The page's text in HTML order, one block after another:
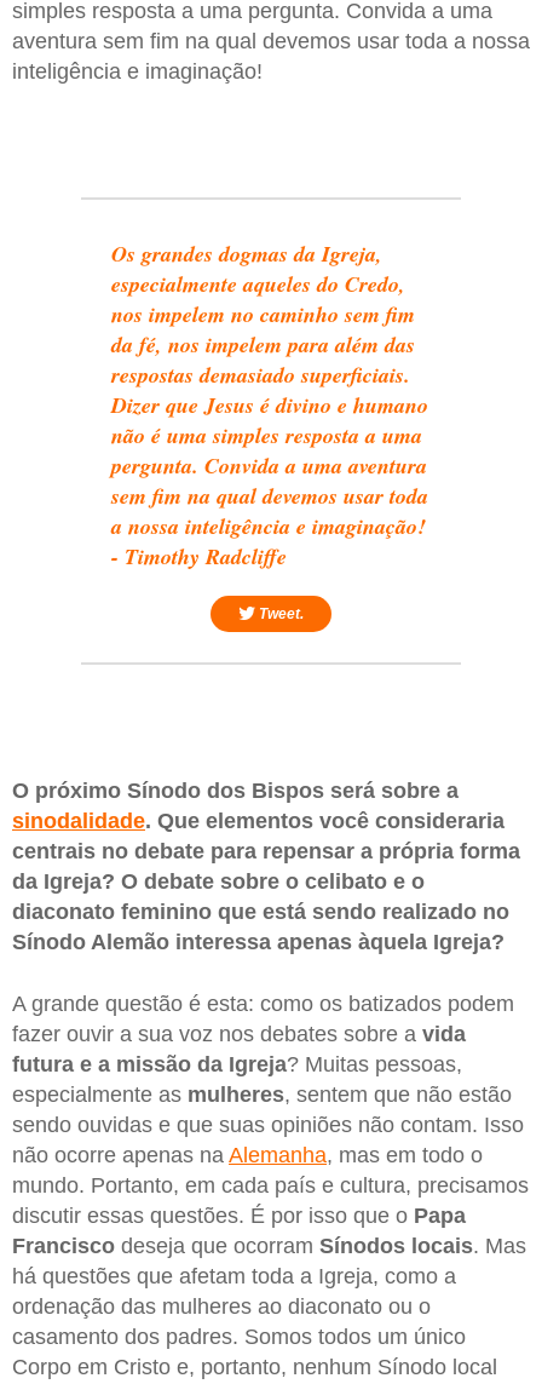
simples resposta a uma pergunta. Convida a uma
aventura sem fim na qual devemos usar toda a nossa
inteligência e imaginação!
Os grandes dogmas da Igreja,
especialmente aqueles do Credo,
nos impelem no caminho sem fim
da fé, nos impelem para além das
respostas demasiado superficiais.
Dizer que Jesus é divino e humano
não é uma simples resposta a uma
pergunta. Convida a uma aventura
sem fim na qual devemos usar toda
a nossa inteligência e imaginação!
- Timothy Radcliffe
Tweet.
O próximo Sínodo dos Bispos será sobre a
sinodalidade. Que elementos você consideraria
centrais no debate para repensar a própria forma
da Igreja? O debate sobre o celibato e o
diaconato feminino que está sendo realizado no
Sínodo Alemão interessa apenas àquela Igreja?
A grande questão é esta: como os batizados podem
fazer ouvir a sua voz nos debates sobre a vida
futura e a missão da Igreja? Muitas pessoas,
especialmente as mulheres, sentem que não estão
sendo ouvidas e que suas opiniões não contam. Isso
não ocorre apenas na Alemanha, mas em todo o
mundo. Portanto, em cada país e cultura, precisamos
discutir essas questões. É por isso que o Papa
Francisco deseja que ocorram Sínodos locais. Mas
há questões que afetam toda a Igreja, como a
ordenação das mulheres ao diaconato ou o
casamento dos padres. Somos todos um único
Corpo em Cristo e, portanto, nenhum Sínodo local